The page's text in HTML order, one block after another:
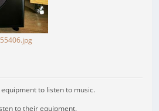
to listen to music.
to their equipment.